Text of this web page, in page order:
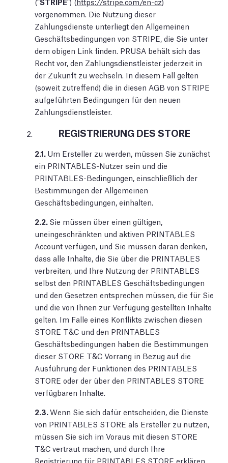
vorgenommen. Die Nutzung dieser
Zahlungsdienste unterliegt den Allgemeinen
Geschäftsbedingungen von STRIPE, die Sie unter
dem obigen Link finden. PRUSA behält sich das
Recht vor, den Zahlungsdienstleister jederzeit in
der Zukunft zu wechseln. In diesem Fall gelten
(soweit zutreffend) die in diesen AGB von STRIPE
aufgeführten Bedingungen für den neuen
Zahlungsdienstleister.
REGISTRIERUNG DES STORE
2.1. Um Ersteller zu werden, müssen Sie zunächst
ein PRINTABLES-Nutzer sein und die
PRINTABLES-Bedingungen, einschließlich der
Bestimmungen der Allgemeinen
Geschäftsbedingungen, einhalten.
2.2. Sie müssen über einen gültigen,
uneingeschränkten und aktiven PRINTABLES
Account verfügen, und Sie müssen daran denken,
dass alle Inhalte, die Sie über die PRINTABLES
verbreiten, und Ihre Nutzung der PRINTABLES
selbst den PRINTABLES Geschäftsbedingungen
und den Gesetzen entsprechen müssen, die für Sie
und die von Ihnen zur Verfügung gestellten Inhalte
gelten. Im Falle eines Konflikts zwischen diesen
STORE T&C und den PRINTABLES
Geschäftsbedingungen haben die Bestimmungen
dieser STORE T&C Vorrang in Bezug auf die
Ausführung der Funktionen des PRINTABLES
STORE oder der über den PRINTABLES STORE
verfügbaren Inhalte.
2.3.Wenn Sie sich dafür entscheiden, die Dienste
von PRINTABLES STORE als Ersteller zu nutzen,
müssen Sie sich im Voraus mit diesen STORE
T&C vertraut machen, und durch Ihre
Registrierung für PRINTABLES STORE erklären